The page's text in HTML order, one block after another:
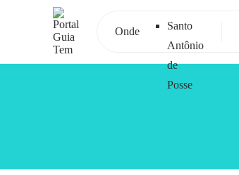
Onde
Santo
Antônio
de
Posse